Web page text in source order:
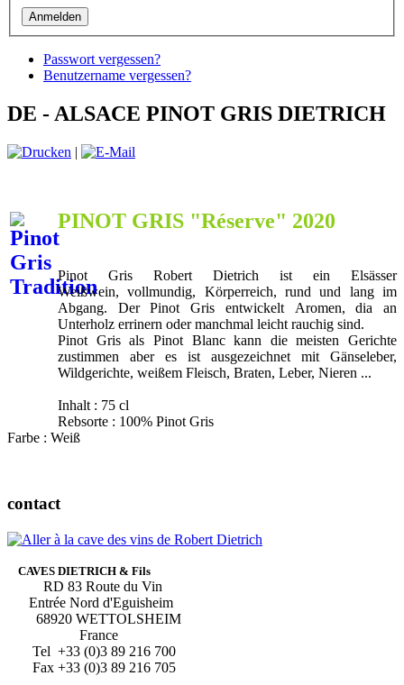
Passwort vergessen?
Benutzername vergessen?
DE - ALSACE PINOT GRIS DIETRICH
|
PINOT GRIS "Réserve" 2020
Pinot Gris Robert Dietrich ist ein Elsässer
Weißwein, vollmundig, Körperreich, rund und lang im
Abgang. Der Pinot Gris entwickelt Aromen, dia an
Unterholz errinern oder manchmal leicht rauchig sind.
Pinot Gris als Pinot Blanc kann die meisten Gerichte
zustimmen aber es ist ausgezeichnet mit Gänseleber,
Wildgerichte, weißem Fleisch, Braten, Leber, Nieren ...
Inhalt : 75 cl
Rebsorte : 100% Pinot Gris
Farbe : Weiß
contact
CAVES DIETRICH & Fils
RD 83 Route du Vin
Entrée Nord d'Eguisheim
68920 WETTOLSHEIM
France
Tel +33 (0)3 89 216 700
Fax +33 (0)3 89 216 705